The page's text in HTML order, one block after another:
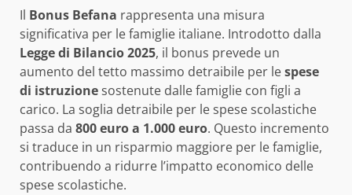
Il Bonus Befana rappresenta una misura
significativa per le famiglie italiane. Introdotto dalla
Legge di Bilancio 2025, il bonus prevede un
aumento del tetto massimo detraibile per lespese
di istruzionesostenute dalle famiglie con figli a
carico. La soglia detraibile per le spese scolastiche
passa da 800 euro a 1.000 euro. Questo incremento
si traduce in un risparmio maggiore per le famiglie,
contribuendo a ridurre l’impatto economico delle
spese scolastiche.